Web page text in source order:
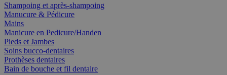
Shampoing et après-shampoing
Manucure & Pédicure
Mains
Manicure en Pedicure/Handen
Pieds et Jambes
Soins bucco-dentaires
Prothèses dentaires
Bain de bouche et fil dentaire